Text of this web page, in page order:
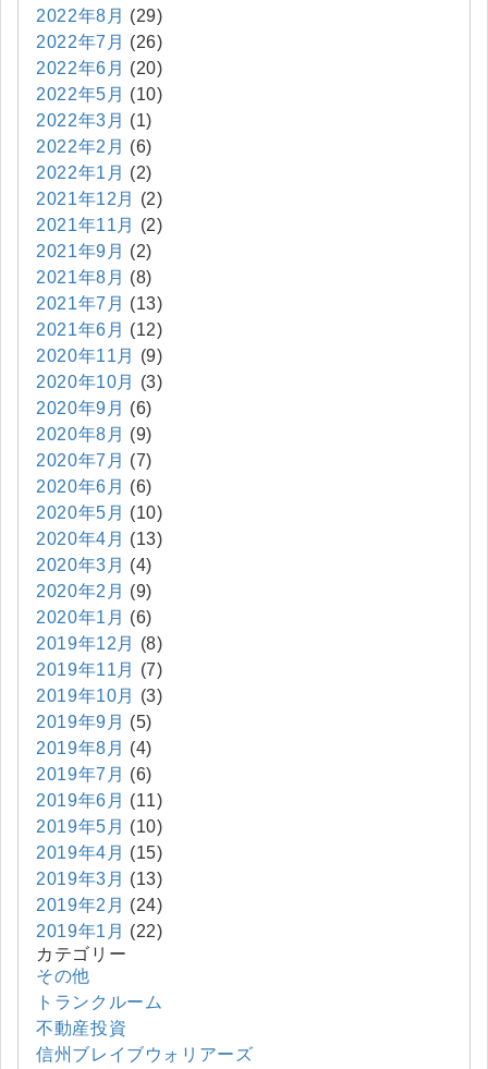
2022年8月 (29)
2022年7月 (26)
2022年6月 (20)
2022年5月 (10)
2022年3月 (1)
2022年2月 (6)
2022年1月 (2)
2021年12月
(2)
2021年11月
(2)
2021年9月 (2)
2021年8月 (8)
2021年7月 (13)
2021年6月 (12)
2020年11月
(9)
2020年10月
(3)
2020年9月 (6)
2020年8月 (9)
2020年7月 (7)
2020年6月 (6)
2020年5月 (10)
2020年4月 (13)
2020年3月 (4)
2020年2月 (9)
2020年1月 (6)
2019年12月
(8)
2019年11月
(7)
2019年10月
(3)
2019年9月 (5)
2019年8月 (4)
2019年7月 (6)
2019年6月 (11)
2019年5月 (10)
2019年4月 (15)
2019年3月 (13)
2019年2月 (24)
2019年1月 (22)
カテゴリー
その他
トランクルーム
不動産投資
信州ブレイブウォリアーズ